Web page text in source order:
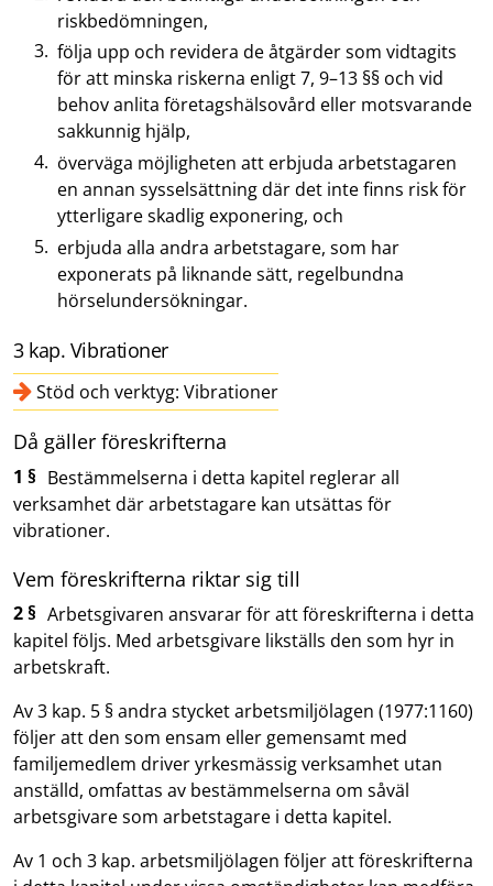
riskbedömningen,
följa upp och revidera de åtgärder som vidtagits
för att minska riskerna enligt 7, 9–13 §§ och vid
behov anlita företagshälsovård eller motsvarande
sakkunnig hjälp,
överväga möjligheten att erbjuda arbetstagaren
en annan sysselsättning där det inte finns risk för
ytterligare skadlig exponering, och
erbjuda alla andra arbetstagare, som har
exponerats på liknande sätt, regelbundna
hörselundersökningar.
3 kap. Vibrationer
Stöd och verktyg: Vibrationer
Då gäller föreskrifterna
1 § Bestämmelserna i detta kapitel reglerar all
verksamhet där arbetstagare kan utsättas för
vibrationer.
Vem föreskrifterna riktar sig till
2 § Arbetsgivaren ansvarar för att föreskrifterna i detta
kapitel följs. Med arbetsgivare likställs den som hyr in
arbetskraft.
Av 3 kap. 5 § andra stycket arbetsmiljölagen (1977:1160)
följer att den som ensam eller gemensamt med
familjemedlem driver yrkesmässig verksamhet utan
anställd, omfattas av bestämmelserna om såväl
arbetsgivare som arbetstagare i detta kapitel.
Av 1 och 3 kap. arbetsmiljölagen följer att föreskrifterna